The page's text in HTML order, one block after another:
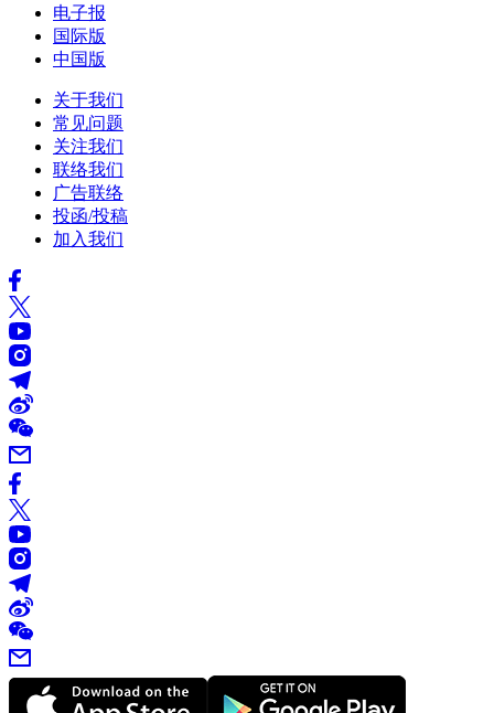
电子报
国际版
中国版
关于我们
常见问题
关注我们
联络我们
广告联络
投函/投稿
加入我们